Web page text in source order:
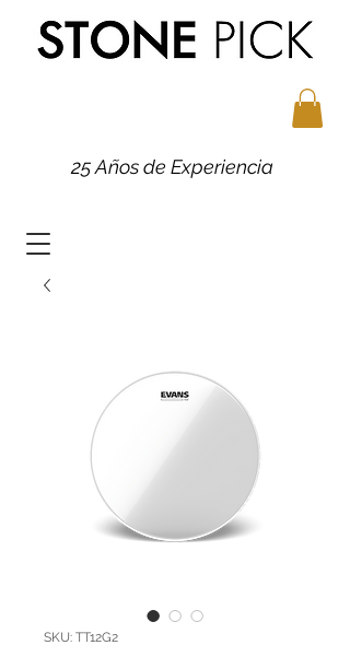
25 Años de Experiencia
SKU: TT12G2